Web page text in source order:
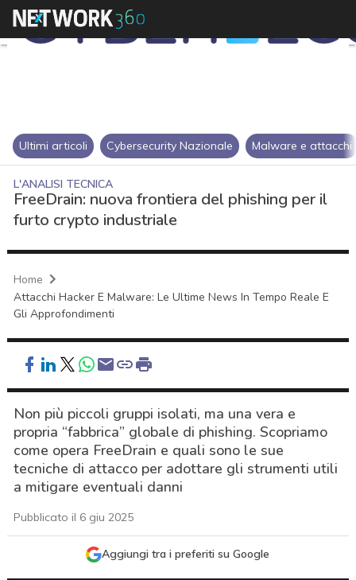
Ultimi articoli Cybersecurity Nazionale Malware e attacchi
L'ANALISI TECNICA
FreeDrain: nuova frontiera del phishing per il
furto crypto industriale
Home
Attacchi Hacker E Malware: Le Ultime News In Tempo Reale E
Gli Approfondimenti
Non più piccoli gruppi isolati, ma una vera e
propria “fabbrica” globale di phishing. Scopriamo
come opera FreeDrain e quali sono le sue
tecniche di attacco per adottare gli strumenti utili
a mitigare eventuali danni
Pubblicato il 6 giu 2025
Aggiungi tra i preferiti su Google